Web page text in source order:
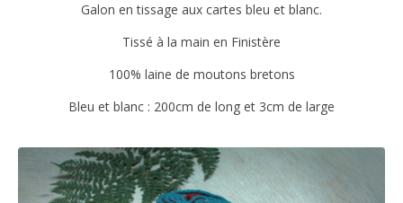
Galon en tissage aux cartes bleu et blanc.
Tissé à la main en Finistère
100% laine de moutons bretons
Bleu et blanc : 200cm de long et 3cm de large